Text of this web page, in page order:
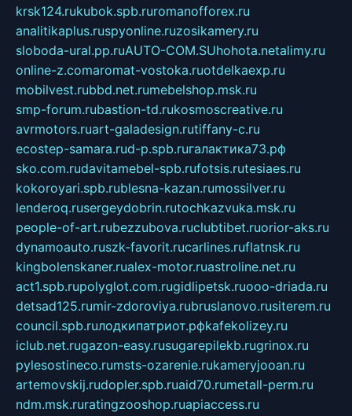
krsk124.rukubok.spb.ruromanofforex.ru
analitikaplus.ruspyonline.ruzosikamery.ru
sloboda-ural.pp.ruAUTO-COM.SUhohota.netalimy.ru
online-z.comaromat-vostoka.ruotdelkaexp.ru
mobilvest.rubbd.net.rumebelshop.msk.ru
smp-forum.rubastion-td.rukosmoscreative.ru
avrmotors.ruart-galadesign.rutiffany-c.ru
ecostep-samara.rud-p.spb.ruгалактика73.рф
sko.com.rudavitamebel-spb.rufotsis.rutesiaes.ru
kokoroyari.spb.rublesna-kazan.rumossilver.ru
lenderoq.rusergeydobrin.rutochkazvuka.msk.ru
people-of-art.rubezzubova.ruclubtibet.ruorior-aks.ru
dynamoauto.ruszk-favorit.rucarlines.ruflatnsk.ru
kingbolenskaner.rualex-motor.ruastroline.net.ru
act1.spb.rupolyglot.com.rugidlipetsk.ruooo-driada.ru
detsad125.rumir-zdoroviya.rubruslanovo.rusiterem.ru
council.spb.ruлодкипатриот.рфkafekolizey.ru
iclub.net.rugazon-easy.rusugarepilekb.rugrinox.ru
pylesostineco.rumsts-ozarenie.rukameryjooan.ru
artemovskij.rudopler.spb.ruaid70.rumetall-perm.ru
ndm.msk.ruratingzooshop.ruapiaccess.ru